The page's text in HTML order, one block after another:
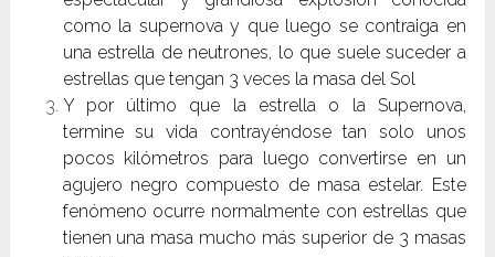
como la supernova y que luego se contraiga en
una estrella de neutrones, lo que suele suceder a
estrellas que tengan 3 veces la masa del Sol
Y por último que la estrella o la Supernova,
termine su vida contrayéndose tan solo unos
pocos kilómetros para luego convertirse en un
agujero negro compuesto de masa estelar. Este
fenómeno ocurre normalmente con estrellas que
tienen una masa mucho más superior de 3 masas